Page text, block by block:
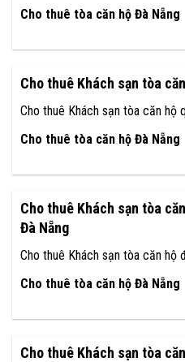
Cho thuê tòa căn hộ Đà Nẵng
Cho thuê Khách sạn tòa
Cho thuê Khách sạn tòa căn hộ
Cho thuê tòa căn hộ Đà Nẵng
Cho thuê Khách sạn tòa
Đà Nẵng
Cho thuê Khách sạn tòa căn hộ
Cho thuê tòa căn hộ Đà Nẵng
Cho thuê Khách sạn tòa